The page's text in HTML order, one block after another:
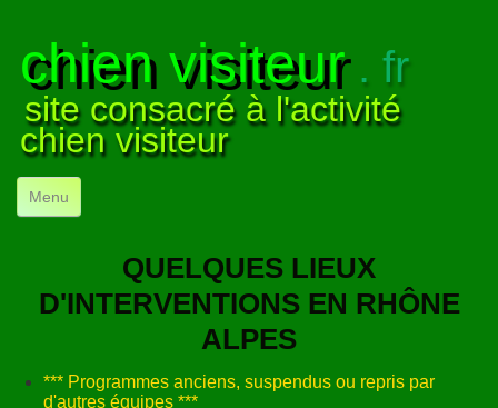
chien visiteur. fr
site consacré à l'activité
chien visiteur
Menu
POUR DÉBUTER ▼
QUELQUES LIEUX
D'INTERVENTIONS EN RHÔNE
ALPES
*** Programmes anciens, suspendus ou repris par
d'autres équipes ***